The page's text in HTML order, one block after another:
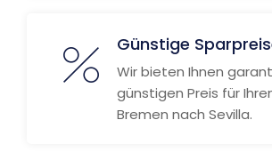
Günstige
Wir bieten Ihnen
günstigen Preis für
Bremen nach Sevilla.